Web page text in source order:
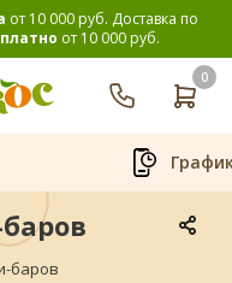
от 10 000 руб. Доставка по
от 10 000 руб.
0
баров